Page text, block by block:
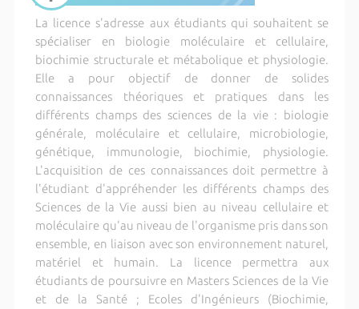
La licence s'adresse aux étudiants qui souhaitent se
spécialiser en biologie moléculaire et cellulaire,
biochimie structurale et métabolique et physiologie.
Elle a pour objectif de donner de solides
connaissances théoriques et pratiques dans les
différents champs des sciences de la vie : biologie
générale, moléculaire et cellulaire, microbiologie,
génétique, immunologie, biochimie, physiologie.
L'acquisition de ces connaissances doit permettre à
l'étudiant d'appréhender les différents champs des
Sciences de la Vie aussi bien au niveau cellulaire et
moléculaire qu'au niveau de l'organisme pris dans son
ensemble, en liaison avec son environnement naturel,
matériel et humain. La licence permettra aux
étudiants de poursuivre en Masters Sciences de la Vie
et de la Santé ; Ecoles d'Ingénieurs (Biochimie,